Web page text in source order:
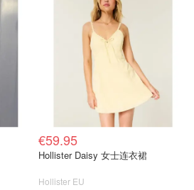
€59.95
Hollister Daisy 女士连衣裙
Hollister EU